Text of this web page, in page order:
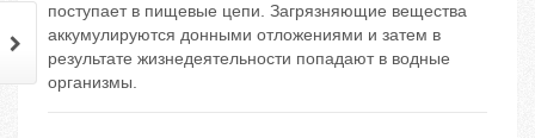
поступает в пищевые цепи. Загрязняющие вещества
аккумулируются донными отложениями и затем в
результате жизнедеятельности попадают в водные
организмы.